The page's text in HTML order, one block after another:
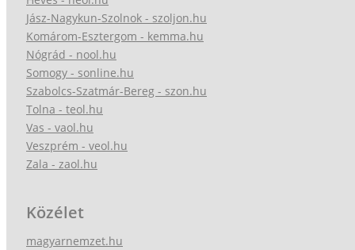
Jász-Nagykun-Szolnok - szoljon.hu
Komárom-Esztergom - kemma.hu
Nógrád - nool.hu
Somogy - sonline.hu
Szabolcs-Szatmár-Bereg - szon.hu
Tolna - teol.hu
Vas - vaol.hu
Veszprém - veol.hu
Zala - zaol.hu
Közélet
magyarnemzet.hu